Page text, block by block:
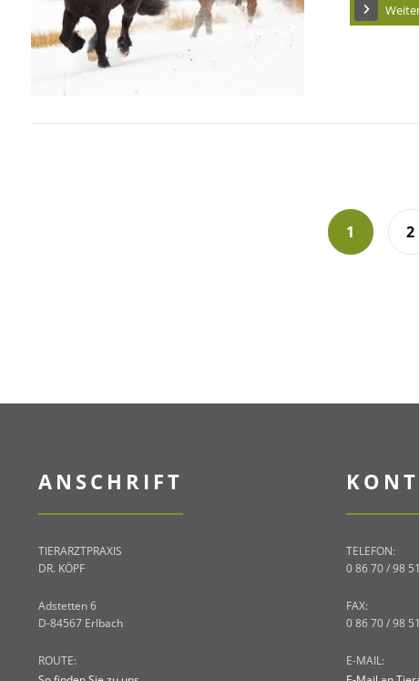
1 2
ANSCHRIFT
TIERARZTPRAXIS
DR. KÖPF
Adstetten 6
D-84567 Erlbach
ROUTE:
TELEFON:
0 86 70 / 98
FAX:
0 86 70 / 98
E-MAIL: